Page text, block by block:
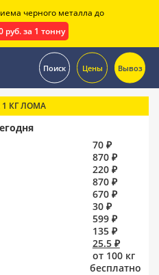
Поиск Цены Вывоз
1 КГ ЛОМА
70 ₽
870 ₽
220 ₽
870 ₽
670 ₽
30 ₽
599 ₽
135 ₽
25.5 ₽
от 100 кг
бесплатно
черного металла до
руб. за 1 тонну
.